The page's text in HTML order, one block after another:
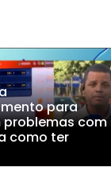
para
com
como ter